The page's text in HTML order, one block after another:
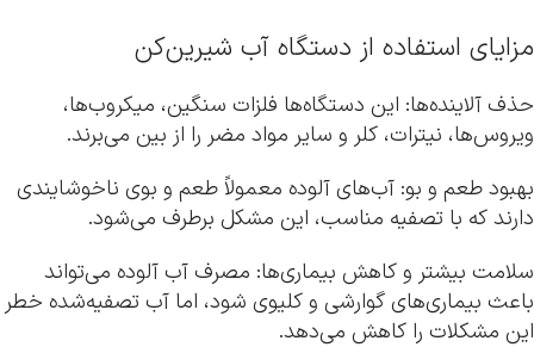
مزایای استفاده از دستگاه آب شیرین‌کن
حذف آلاینده‌ها: این دستگاه‌ها فلزات سنگین، میکروب‌ها،
ویروس‌ها، نیترات، کلر و سایر مواد مضر را از بین می‌برند.
بهبود طعم و بو: آب‌های آلوده معمولاً طعم و بوی ناخوشایندی
دارند که با تصفیه مناسب، این مشکل برطرف می‌شود.
سلامت بیشتر و کاهش بیماری‌ها: مصرف آب آلوده می‌تواند
باعث بیماری‌های گوارشی و کلیوی شود، اما آب تصفیه‌شده خطر
این مشکلات را کاهش می‌دهد.